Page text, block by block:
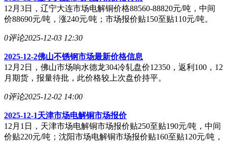
12月3日，辽宁大连市场电解铜价格88560-88820元/吨，中间
价88690元/吨，涨240元/吨；市场报价贴150至贴110元/吨。
0评论2025-12-03 12:30
2025-12-2佛山不锈钢市场最新价格信息
12月2日，佛山市场响水德龙304冷轧盘价12350，返利100，12
月期货，报量待批，此价格较上次盘价持平。
0评论2025-12-02 14:00
2025-12-1天津市场电解铜市场报价
12月1日，天津市场电解铜市场报价贴250至贴190元/吨，中间
价贴220元/吨；沈阳市场电解铜市场报价贴160至贴120元/吨，